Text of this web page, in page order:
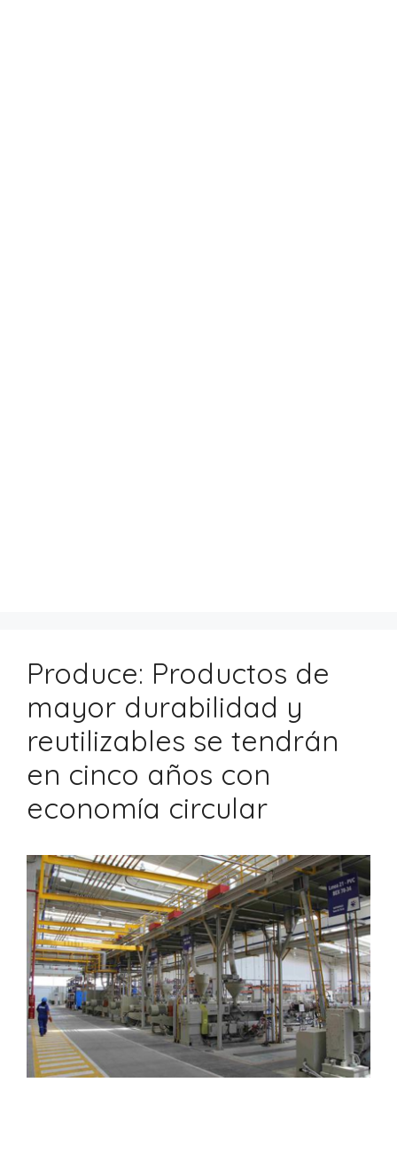
Produce: Productos de
mayor durabilidad y
reutilizables se tendrán
en cinco años con
economía circular